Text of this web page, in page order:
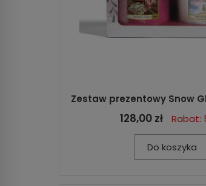
Zestaw prezentowy Snow
128,00 zł Rabat:
Do koszyka